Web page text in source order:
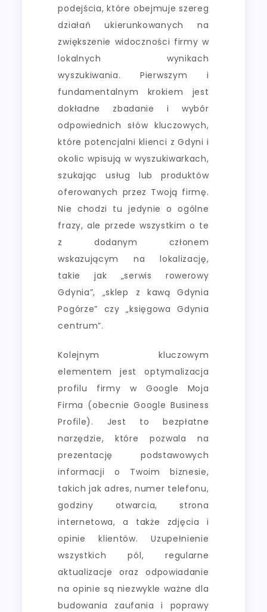
podejścia, które obejmuje szereg
działań ukierunkowanych na
zwiększenie widoczności firmy w
lokalnych wynikach
wyszukiwania. Pierwszym i
fundamentalnym krokiem jest
dokładne zbadanie i wybór
odpowiednich słów kluczowych,
które potencjalni klienci z Gdyni i
okolic wpisują w wyszukiwarkach,
szukając usług lub produktów
oferowanych przez Twoją firmę.
Nie chodzi tu jedynie o ogólne
frazy, ale przede wszystkim o te
z dodanym członem
wskazującym na lokalizację,
takie jak „serwis rowerowy
Gdynia”, „sklep z kawą Gdynia
Pogórze” czy „księgowa Gdynia
centrum”.
Kolejnym kluczowym
elementem jest optymalizacja
profilu firmy w Google Moja
Firma (obecnie Google Business
Profile). Jest to bezpłatne
narzędzie, które pozwala na
prezentację podstawowych
informacji o Twoim biznesie,
takich jak adres, numer telefonu,
godziny otwarcia, strona
internetowa, a także zdjęcia i
opinie klientów. Uzupełnienie
wszystkich pól, regularne
aktualizacje oraz odpowiadanie
na opinie są niezwykle ważne dla
budowania zaufania i poprawy